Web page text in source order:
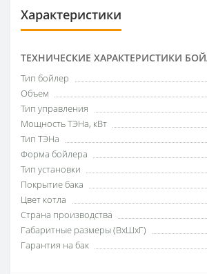
Характеристики
ТЕХНИЧЕСКИЕ ХАРАКТЕРИСТИКИ
Тип бойлер
Объем
Тип управления
Мощность ТЭНа, кВт
Тип ТЭНа
Форма бойлера
Тип установки
Покрытие бака
Цвет котла
Страна производства
Габаритные размеры (ВxШxГ)
Гарантия на бак